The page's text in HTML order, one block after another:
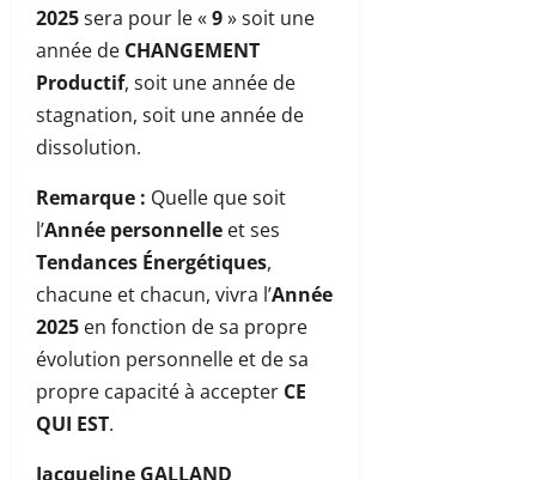
2025sera pour le «9» soit une
année de CHANGEMENT
Productif, soit une année de
stagnation, soit une année de
dissolution.
Remarque : Quelle que soit
l’Année personnelle et ses
Tendances Énergétiques,
chacune et chacun, vivra l’Année
2025 en fonction de sa propre
évolution personnelle et de sa
propre capacité à accepter CE
QUI EST.
Jacqueline GALLAND